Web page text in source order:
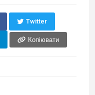
Twitter
Копіювати